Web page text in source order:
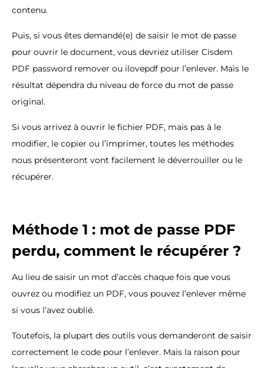
contenu.
Puis, si vous êtes demandé(e) de saisir le mot de passe
pour ouvrir le document, vous devriez utiliser Cisdem
PDF password remover ou ilovepdf pour l’enlever. Mais le
résultat dépendra du niveau de force du mot de passe
original.
Si vous arrivez à ouvrir le fichier PDF, mais pas à le
modifier, le copier ou l’imprimer, toutes les méthodes
nous présenteront vont facilement le déverrouiller ou le
récupérer.
Méthode 1 : mot de passe PDF
perdu, comment le récupérer ?
Au lieu de saisir un mot d’accès chaque fois que vous
ouvrez ou modifiez un PDF, vous pouvez l’enlever même
si vous l’avez oublié.
Toutefois, la plupart des outils vous demanderont de saisir
correctement le code pour l’enlever. Mais la raison pour